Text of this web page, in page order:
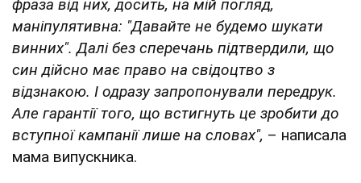
фраза від них, досить, на мій погляд,
маніпулятивна: "Давайте не будемо шукати
винних". Далі без сперечань підтвердили, що
син дійсно має право на свідоцтво з
відзнакою. І одразу запропонували передрук.
Але гарантії того, що встигнуть це зробити до
вступної кампанії лише на словах", – написала
мама випускника.